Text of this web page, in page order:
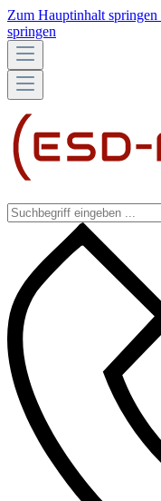
Zum Hauptinhalt springen
springen